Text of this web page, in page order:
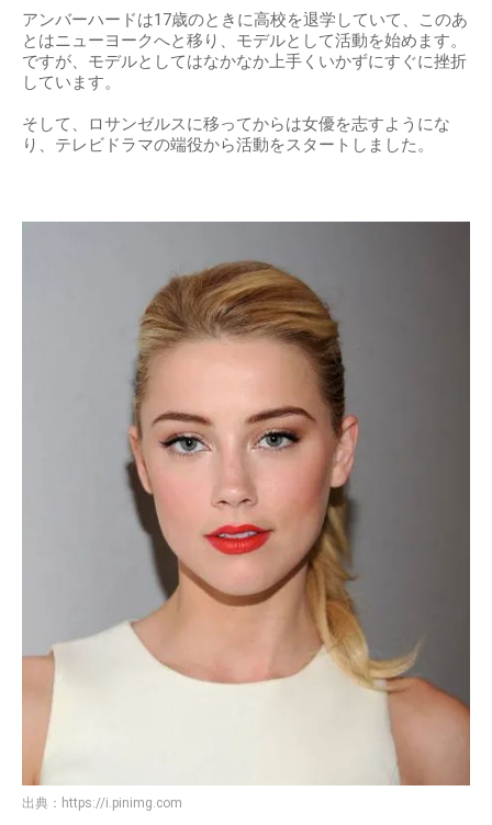
アンバーハードは17歳のときに高校を退学していて、このあ
とはニューヨークへと移り、モデルとして活動を始めます。
ですが、モデルとしてはなかなか上手くいかずにすぐに挫折
しています。
そして、ロサンゼルスに移ってからは女優を志すようにな
り、テレビドラマの端役から活動をスタートしました。
出典： https://i.pinimg.com